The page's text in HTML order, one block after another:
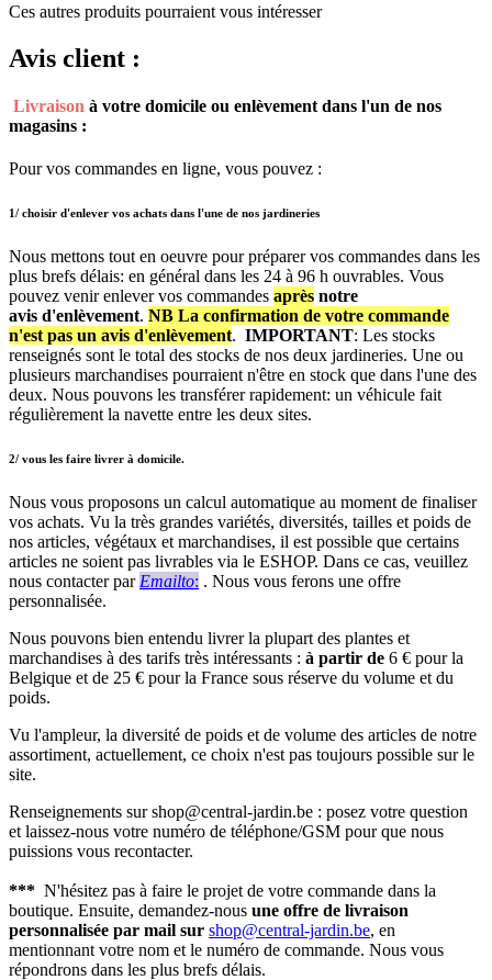
Ces autres produits pourraient vous intéresser
Avis client :
Livraison à votre domicile ou enlèvement dans l'un de nos
magasins :
Pour vos commandes en ligne, vous pouvez :
1/ choisir d'enlever vos achats dans l'une de nos jardineries​
Nous mettons tout en oeuvre pour préparer vos commandes dans les
plus brefs délais: en général dans les 24 à 96 h ouvrables. Vous
pouvez venir enlever vos commandes après notre
avis d'enlèvement. NB La confirmation de votre commande
n'est pas un avis d'enlèvement. IMPORTANT: Les stocks
renseignés sont le total des stocks de nos deux jardineries. Une ou
plusieurs marchandises pourraient n'être en stock que dans l'une des
deux. Nous pouvons les transférer rapidement: un véhicule fait
régulièrement la navette entre les deux sites.
2/ vous les faire livrer à domicile.
Nous vous proposons un calcul automatique au moment de finaliser
vos achats. Vu la très grandes variétés, diversités, tailles et poids de
nos articles, végétaux et marchandises, il est possible que certains
articles ne soient pas livrables via le ESHOP. Dans ce cas, veuillez
nous contacter par Emailto: . Nous vous ferons une offre
personnalisée.
Nous pouvons bien entendu livrer la plupart des plantes et
marchandises à des tarifs très intéressants : à partir de 6 € pour la
Belgique et de 25 € pour la France sous réserve du volume et du
poids.
Vu l'ampleur, la diversité de poids et de volume des articles de notre
assortiment, actuellement, ce choix n'est pas toujours possible sur le
site.
Renseignements sur shop@central-jardin.be : posez votre question
et laissez-nous votre numéro de téléphone/GSM pour que nous
puissions vous recontacter.
*** N'hésitez pas à faire le projet de votre commande dans la
boutique. Ensuite, demandez-nous une offre de livraison
personnalisée par mail sur shop@central-jardin.be, en
mentionnant votre nom et le numéro de commande. Nous vous
répondrons dans les plus brefs délais.